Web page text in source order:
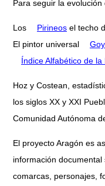
Para seguir la evolución
Los Pirineos el techo
El pintor universal
Índice Alfabético de
Hoz y Costean,
los siglos XX y XXI
Comunidad Autónoma
El proyecto Aragón es
información documental
comarcas, personajes,